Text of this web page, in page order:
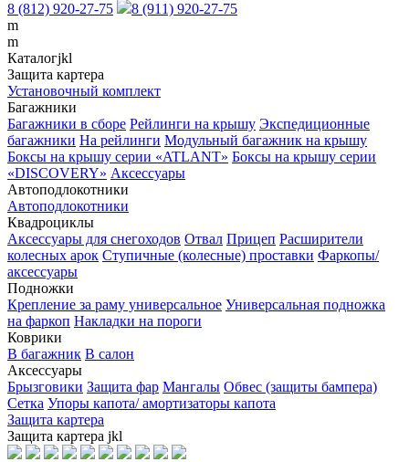
8 (812) 920-27-75
8 (911) 920-27-75
m
m
Каталогjkl
Защита картера
Установочный комплект
Багажники
Багажники в сборе Рейлинги на крышу Экспедиционные
багажники На рейлинги Модульный багажник на крышу
Боксы на крышу серии «ATLANT» Боксы на крышу серии
«DISCOVERY» Аксессуары
Автоподлокотники
Автоподлокотники
Квадроциклы
Аксессуары для снегоходов Отвал Прицеп Расширители
колесных арок Ступичные (колесные) проставки Фаркопы/
аксессуары
Подножки
Крепление за раму универсальное Универсальная подножка
на фаркоп Накладки на пороги
Коврики
В багажник В салон
Аксессуары
Брызговики Защита фар Мангалы Обвес (защиты бампера)
Сетка Упоры капота/ амортизаторы капота
Защита картера
Защита картера jkl